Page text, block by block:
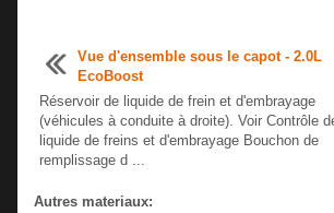
Vue d'ensemble sous le capot - 2.0L
EcoBoost
Réservoir de liquide de frein et d'embrayage
(véhicules à conduite à droite). Voir Contrôle
liquide de freins et d'embrayage Bouchon de
remplissage d ...
Autres materiaux: